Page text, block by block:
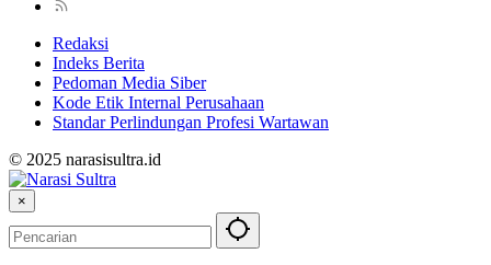
Redaksi
Indeks Berita
Pedoman Media Siber
Kode Etik Internal Perusahaan
Standar Perlindungan Profesi Wartawan
© 2025 narasisultra.id
×